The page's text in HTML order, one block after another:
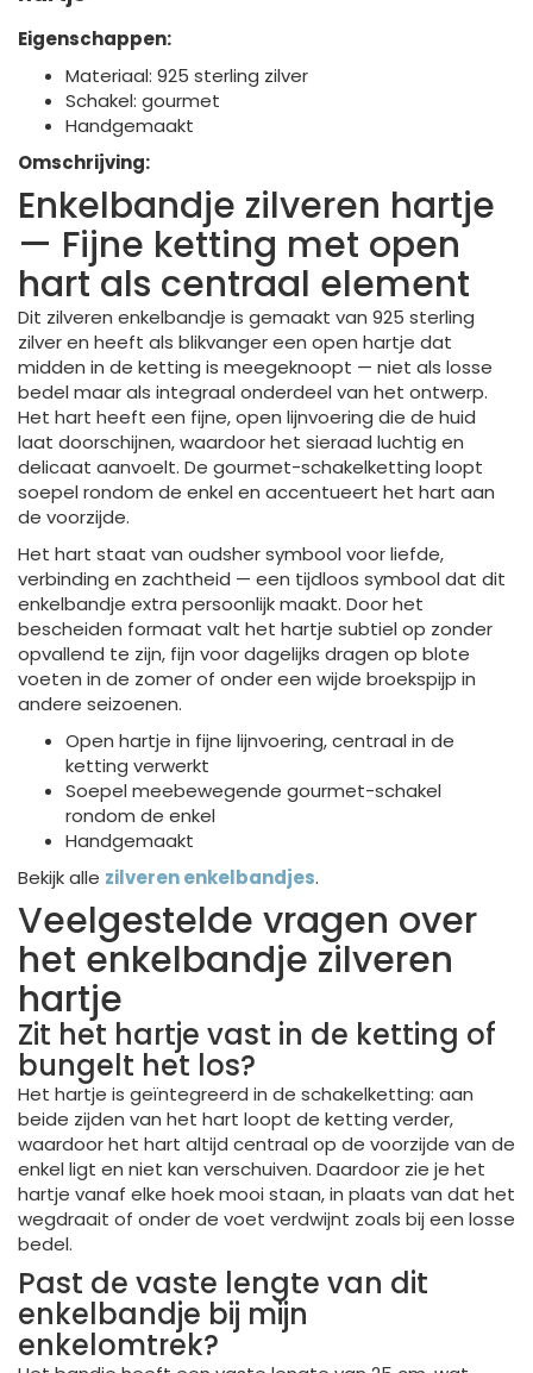
Eigenschappen:
Materiaal: 925 sterling zilver
Schakel: gourmet
Handgemaakt
Omschrijving:
Enkelbandje zilveren hartje
— Fijne ketting met open
hart als centraal element
Dit zilveren enkelbandje is gemaakt van 925 sterling
zilver en heeft als blikvanger een open hartje dat
midden in de ketting is meegeknoopt — niet als losse
bedel maar als integraal onderdeel van het ontwerp.
Het hart heeft een fijne, open lijnvoering die de huid
laat doorschijnen, waardoor het sieraad luchtig en
delicaat aanvoelt. De gourmet-schakelketting loopt
soepel rondom de enkel en accentueert het hart aan
de voorzijde.
Het hart staat van oudsher symbool voor liefde,
verbinding en zachtheid — een tijdloos symbool dat dit
enkelbandje extra persoonlijk maakt. Door het
bescheiden formaat valt het hartje subtiel op zonder
opvallend te zijn, fijn voor dagelijks dragen op blote
voeten in de zomer of onder een wijde broekspijp in
andere seizoenen.
Open hartje in fijne lijnvoering, centraal in de
ketting verwerkt
Soepel meebewegende gourmet-schakel
rondom de enkel
Handgemaakt
Bekijk alle zilveren enkelbandjes.
Veelgestelde vragen over
het enkelbandje zilveren
hartje
Zit het hartje vast in de ketting of
bungelt het los?
Het hartje is geïntegreerd in de schakelketting: aan
beide zijden van het hart loopt de ketting verder,
waardoor het hart altijd centraal op de voorzijde van de
enkel ligt en niet kan verschuiven. Daardoor zie je het
hartje vanaf elke hoek mooi staan, in plaats van dat het
wegdraait of onder de voet verdwijnt zoals bij een losse
bedel.
Past de vaste lengte van dit
enkelbandje bij mijn
enkelomtrek?